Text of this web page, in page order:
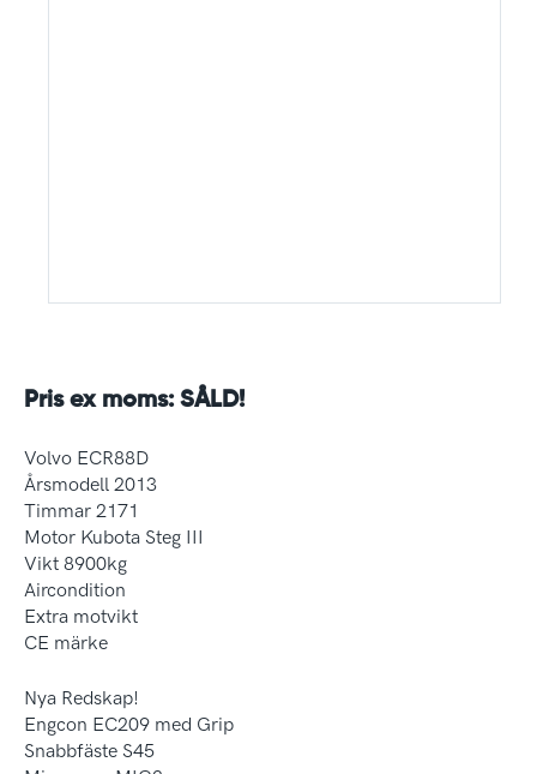
Pris ex moms: SÅLD!
Volvo ECR88D
Årsmodell 2013
Timmar 2171
Motor Kubota Steg III
Vikt 8900kg
Aircondition
Extra motvikt
CE märke
Nya Redskap!
Engcon EC209 med Grip
Snabbfäste S45